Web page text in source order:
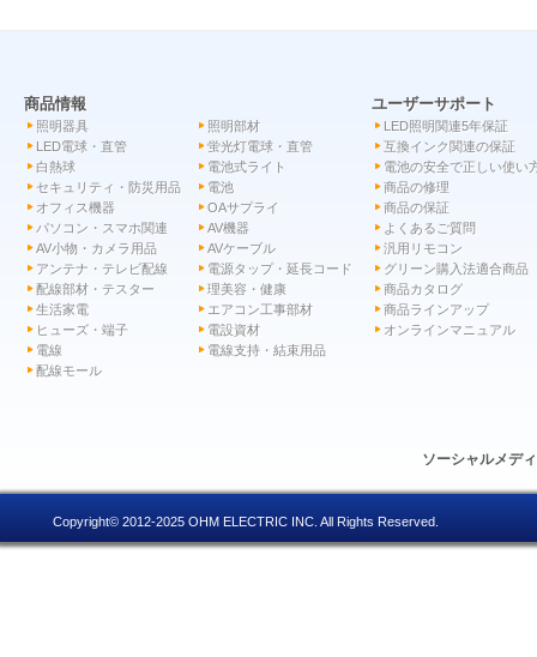
商品情報
照明器具
照明部材
LED電球・直管
蛍光灯電球・直管
白熱球
電池式ライト
セキュリティ・防災用品
電池
オフィス機器
OAサプライ
パソコン・スマホ関連
AV機器
AV小物・カメラ用品
AVケーブル
アンテナ・テレビ配線
電源タップ・延長コード
配線部材・テスター
理美容・健康
生活家電
エアコン工事部材
ヒューズ・端子
電設資材
電線
電線支持・結束用品
配線モール
ユーザーサポート
LED照明関連5年保証
互換インク関連の保証
電池の安全で正しい使い
商品の修理
商品の保証
よくあるご質問
汎用リモコン
グリーン購入法適合商品
商品カタログ
商品ラインアップ
オンラインマニュアル
ソーシャルメデ
Copyright© 2012-2025 OHM ELECTRIC INC. All Rights Reserved.